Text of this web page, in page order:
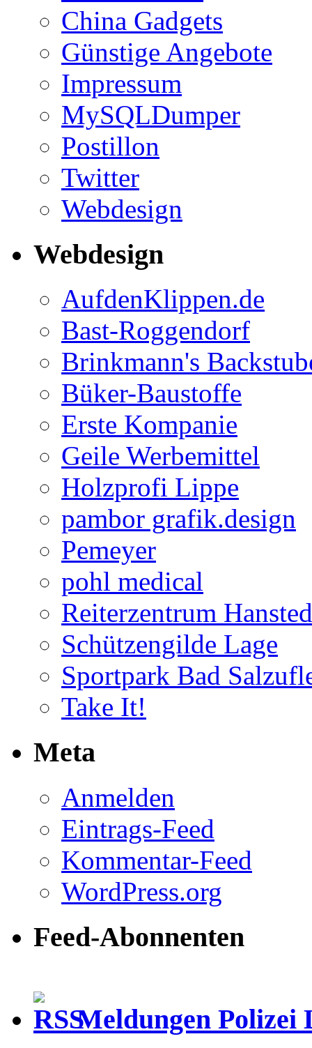
China Gadgets
Günstige Angebote
Impressum
MySQLDumper
Postillon
Twitter
Webdesign
Webdesign
AufdenKlippen.de
Bast-Roggendorf
Brinkmann's
Büker-Baustoffe
Erste Kompanie
Geile Werbemittel
Holzprofi Lippe
pambor grafik.design
Pemeyer
pohl medical
Reiterzentrum
Schützengilde Lage
Sportpark Bad
Take It!
Meta
Anmelden
Eintrags-Feed
Kommentar-Feed
WordPress.org
Feed-Abonnenten
Meldungen Polizei